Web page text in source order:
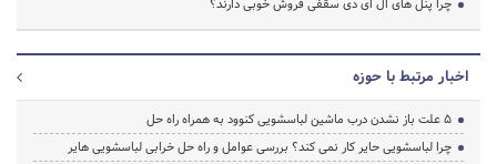
چرا پنل های ال ای دی سقفی فروش خوبی دارند؟
اخبار مرتبط با حوزه
5 علت باز نشدن درب ماشین لباسشویی کنوود به همراه راه حل
چرا لباسشویی حایر کار نمی کند؟ بررسی عوامل و راه حل خرابی لباسشویی هایر